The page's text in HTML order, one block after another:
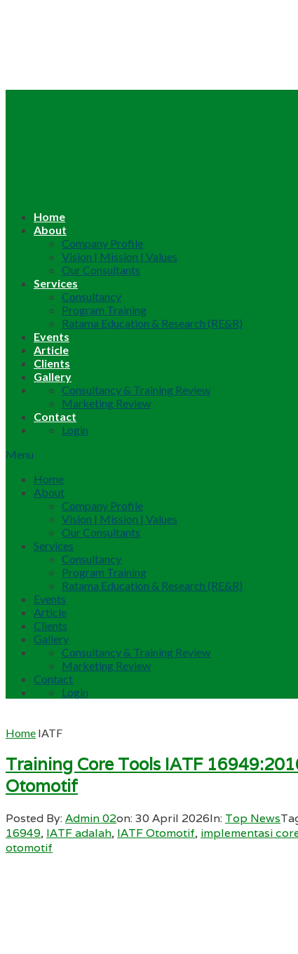
Home
About
Company Profile
Vision | Mission | Values
Our Consultants
Services
Consultancy
Program Training
Ratama Education & Research (RE&R)
Events
Article
Clients
Gallery
Consultancy & Training Review
Marketing Review
Contact
Login
Menu
Home
About
Company Profile
Vision | Mission | Values
Our Consultants
Services
Consultancy
Program Training
Ratama Education & Research (RE&R)
Events
Article
Clients
Gallery
Consultancy & Training Review
Marketing Review
Contact
Login
Home IATF
Training Core Tools IATF
Otomotif
Posted By:Admin 02on:30 April 2026In: Top News
16949, IATF adalah, IATF Otomotif, implementasi
otomotif